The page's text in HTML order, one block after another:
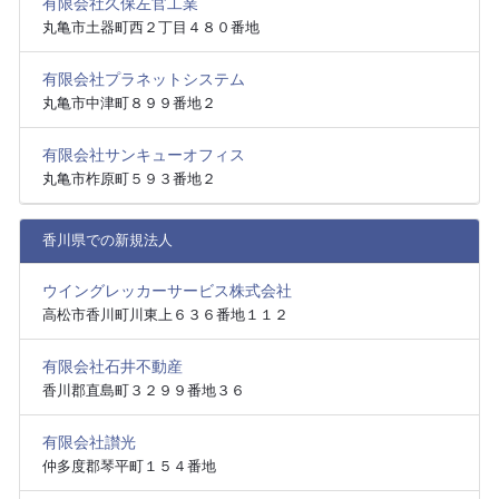
有限会社久保左官工業
丸亀市土器町西２丁目４８０番地
有限会社プラネットシステム
丸亀市中津町８９９番地２
有限会社サンキューオフィス
丸亀市柞原町５９３番地２
香川県での新規法人
ウイングレッカーサービス株式会社
高松市香川町川東上６３６番地１１２
有限会社石井不動産
香川郡直島町３２９９番地３６
有限会社讃光
仲多度郡琴平町１５４番地